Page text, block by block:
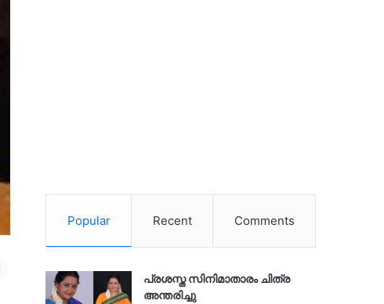
Popular Recent Comments
പ്രശസ്ത സിനിമാതാരം ചിത്ര
അന്തരിച്ചു